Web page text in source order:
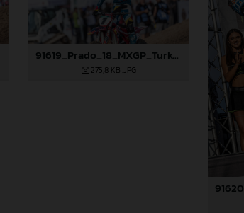
91619_Prado_18_MXGP_Turkey_2024_22A4760
275,8 KB .JPG